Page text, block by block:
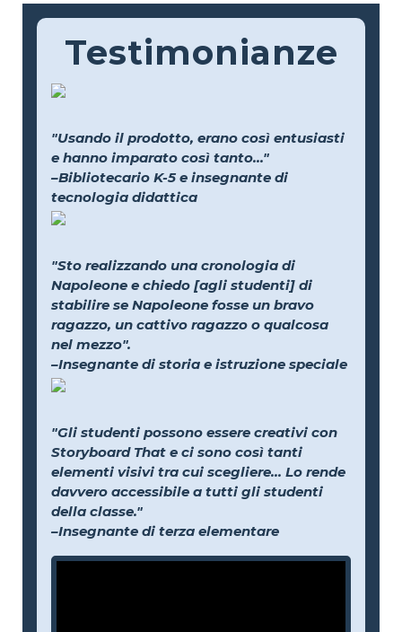
Testimonianze
"Usando il prodotto, erano così entusiasti
e hanno imparato così tanto..."
–Bibliotecario K-5 e insegnante di
tecnologia didattica
"Sto realizzando una cronologia di
Napoleone e chiedo [agli studenti] di
stabilire se Napoleone fosse un bravo
ragazzo, un cattivo ragazzo o qualcosa
nel mezzo".
–Insegnante di storia e istruzione speciale
"Gli studenti possono essere creativi con
Storyboard That e ci sono così tanti
elementi visivi tra cui scegliere... Lo rende
davvero accessibile a tutti gli studenti
della classe."
–Insegnante di terza elementare